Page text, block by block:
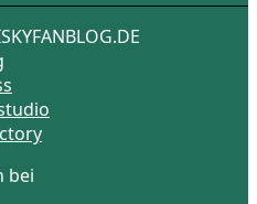
bei